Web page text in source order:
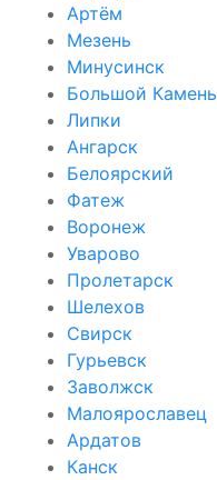
Артём
Мезень
Минусинск
Большой Камень
Липки
Ангарск
Белоярский
Фатеж
Воронеж
Уварово
Пролетарск
Шелехов
Свирск
Гурьевск
Заволжск
Малоярославец
Ардатов
Канск